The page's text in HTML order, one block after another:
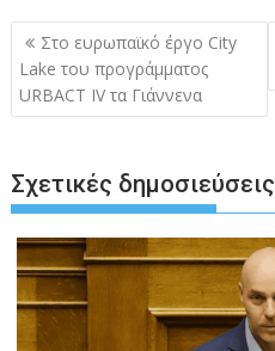
Πλοήγηση
άρθρων
Στο ευρωπαϊκό έργο City
Lake του προγράμματος
URBACT IV τα Γιάννενα
Σχετικές δημοσιεύσεις